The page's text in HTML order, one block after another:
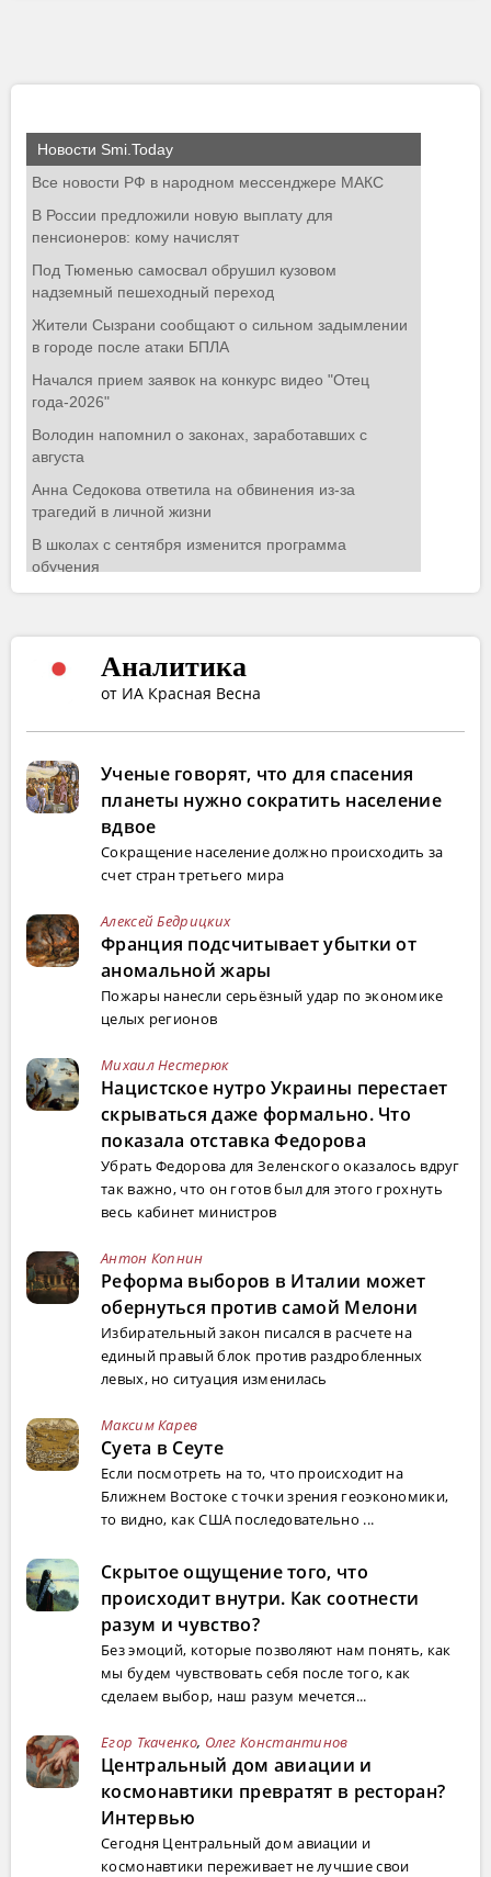
Аналитика
от ИА Красная Весна
Ученые говорят, что для спасения
планеты нужно сократить население
вдвое
Сокращение население должно происходить за
счет стран третьего мира
Алексей Бедрицких
Франция подсчитывает убытки от
аномальной жары
Пожары нанесли серьёзный удар по экономике
целых регионов
Михаил Нестерюк
Нацистское нутро Украины перестает
скрываться даже формально. Что
показала отставка Федорова
Убрать Федорова для Зеленского оказалось вдруг
так важно, что он готов был для этого грохнуть
весь кабинет министров
Антон Копнин
Реформа выборов в Италии может
обернуться против самой Мелони
Избирательный закон писался в расчете на
единый правый блок против раздробленных
левых, но ситуация изменилась
Максим Карев
Суета в Сеуте
Если посмотреть на то, что происходит на
Ближнем Востоке с точки зрения геоэкономики,
то видно, как США последовательно ...
Скрытое ощущение того, что
происходит внутри. Как соотнести
разум и чувство?
Без эмоций, которые позволяют нам понять, как
мы будем чувствовать себя после того, как
сделаем выбор, наш разум мечется...
Егор Ткаченко, Олег Константинов
Центральный дом авиации и
космонавтики превратят в ресторан?
Интервью
Сегодня Центральный дом авиации и
космонавтики переживает не лучшие свои